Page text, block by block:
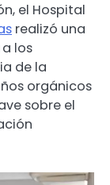
el Hospital
realizó una
los
de la
orgánicos
sobre el